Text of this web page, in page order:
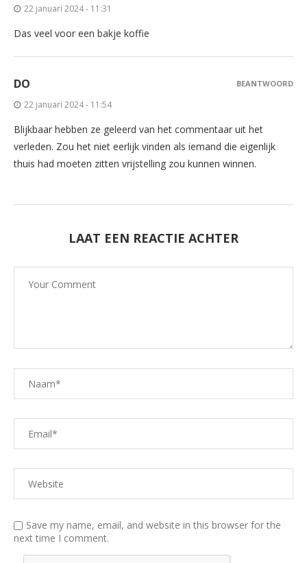
22 januari 2024 - 11:31
Das veel voor een bakje koffie
DO
22 januari 2024 - 11:54
Blijkbaar hebben ze geleerd van het commentaar uit het
verleden. Zou het niet eerlijk vinden als iemand die eigenlijk
thuis had moeten zitten vrijstelling zou kunnen winnen.
BEANTWOORD
LAAT EEN REACTIE ACHTER
Save my name, email, and website in this browser for the
next time I comment.